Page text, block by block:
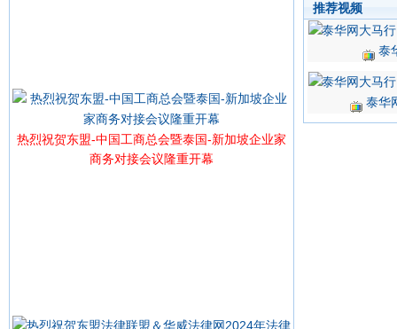
热烈祝贺东盟-中国工商总会暨泰国-新加坡企业家
商务对接会议隆重开幕
推荐视频
泰
泰华